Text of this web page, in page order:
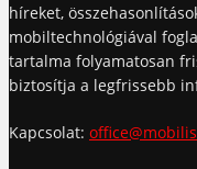
híreket,
mobiltechnológiával
tartalma folyamatosan
biztosítja a legfrissebb
Kapcsolat: